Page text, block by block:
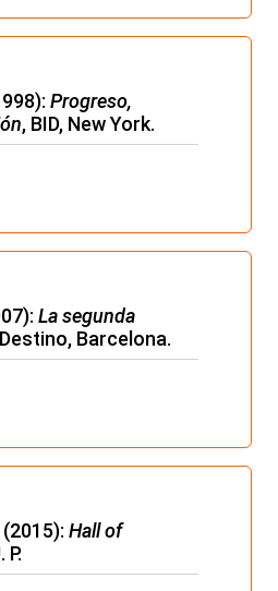
Progreso,
, BID, New York.
La segunda
Barcelona.
(2015): Hall of
P.